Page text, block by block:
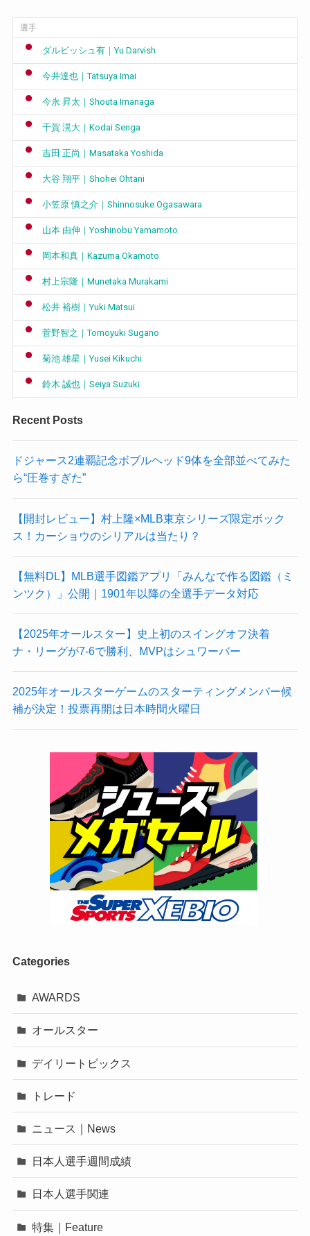
選手
ダルビッシュ有｜Yu Darvish
今井達也｜Tatsuya Imai
今永 昇太｜Shouta Imanaga
千賀 滉大｜Kodai Senga
吉田 正尚｜Masataka Yoshida
大谷 翔平｜Shohei Ohtani
小笠原 慎之介｜Shinnosuke Ogasawara
山本 由伸｜Yoshinobu Yamamoto
岡本和真｜Kazuma Okamoto
村上宗隆｜Munetaka Murakami
松井 裕樹｜Yuki Matsui
菅野智之｜Tomoyuki Sugano
菊池 雄星｜Yusei Kikuchi
鈴木 誠也｜Seiya Suzuki
Recent Posts
ドジャース2連覇記念ボブルヘッド9体を全部並べてみた
ら“圧巻すぎた”
【開封レビュー】村上隆×MLB東京シリーズ限定ボック
ス！カーショウのシリアルは当たり？
【無料DL】MLB選手図鑑アプリ「みんなで作る図鑑（ミ
ンツク）」公開｜1901年以降の全選手データ対応
【2025年オールスター】史上初のスイングオフ決着
ナ・リーグが7-6で勝利、MVPはシュワーバー
2025年オールスターゲームのスターティングメンバー候
補が決定！投票再開は日本時間火曜日
Categories
AWARDS
オールスター
デイリートピックス
トレード
ニュース｜News
日本人選手週間成績
日本人選手関連
特集｜Feature